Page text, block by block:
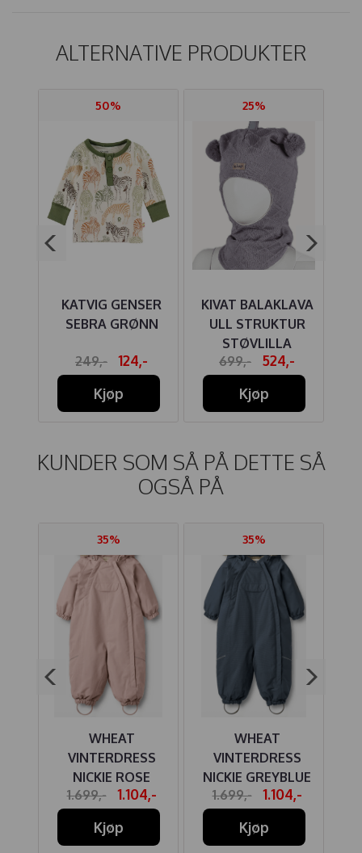
ALTERNATIVE PRODUKTER
50%
KATVIG GENSER
SEBRA GRØNN
249,-
124,-
Kjøp
25%
KIVAT BALAKLAVA
ULL STRUKTUR
STØVLILLA
699,-
524,-
Kjøp
KUNDER SOM SÅ PÅ DETTE SÅ
OGSÅ PÅ
35%
WHEAT
VINTERDRESS
NICKIE ROSE
POWDER
1.699,-
1.104,-
Kjøp
35%
WHEAT
VINTERDRESS
NICKIE GREYBLUE
1.699,-
1.104,-
Kjøp